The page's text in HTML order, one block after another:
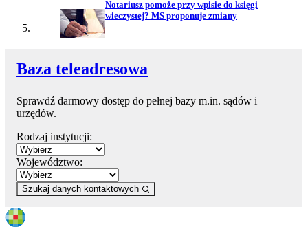
Notariusz pomoże przy wpisie do księgi
wieczystej? MS proponuje zmiany
Baza teleadresowa
Sprawdź darmowy dostęp do pełnej bazy m.in. sądów i
urzędów.
Rodzaj instytucji:
Województwo:
Szukaj danych kontaktowych